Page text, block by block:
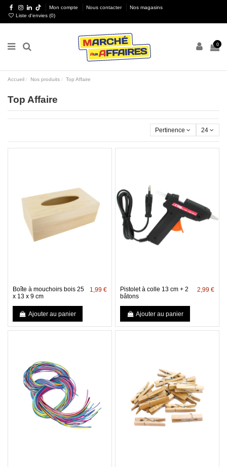
Mon compte Nous contacter
Nos magasins
Liste d'envies (0)
0
Accueil Nos produits Top Affaire
Top Affaire
Pertinence 24
Boîte à mouchoirs bois 25
x 13 x 9 cm
1,99 €
Ajouter au panier
Pistolet à colle 13 cm + 2
bâtons
2,99 €
Ajouter au panier